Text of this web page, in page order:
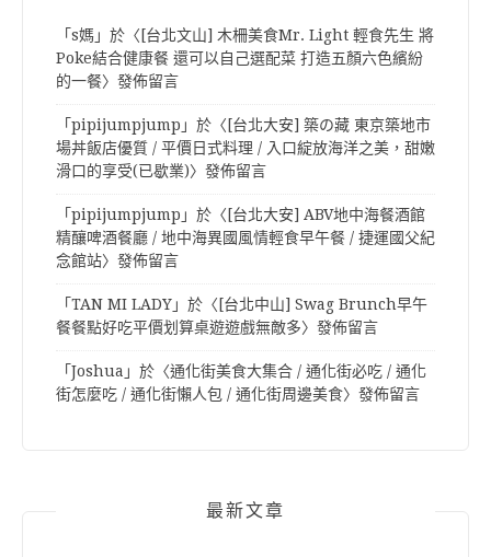
「s媽 」於〈 [台北文山] 木柵美食Mr. Light 輕食先生 將
Poke結合健康餐 還可以自己選配菜 打造五顏六色繽紛
的一餐〉發佈留言
「pipijumpjump 」於〈 [台北大安] 築の藏 東京築地市
場丼飯店優質 / 平價日式料理 / 入口綻放海洋之美，甜嫩
滑口的享受(已歇業)〉發佈留言
「pipijumpjump 」於〈 [台北大安] ABV地中海餐酒館
精釀啤酒餐廳 / 地中海異國風情輕食早午餐 / 捷運國父紀
念館站〉發佈留言
「TAN MI LADY」於〈 [台北中山] Swag Brunch早午
餐餐點好吃平價划算桌遊遊戲無敵多〉發佈留言
「Joshua 」於〈通化街美食大集合 / 通化街必吃 / 通化
街怎麼吃 / 通化街懶人包 / 通化街周邊美食〉發佈留言
最新文章